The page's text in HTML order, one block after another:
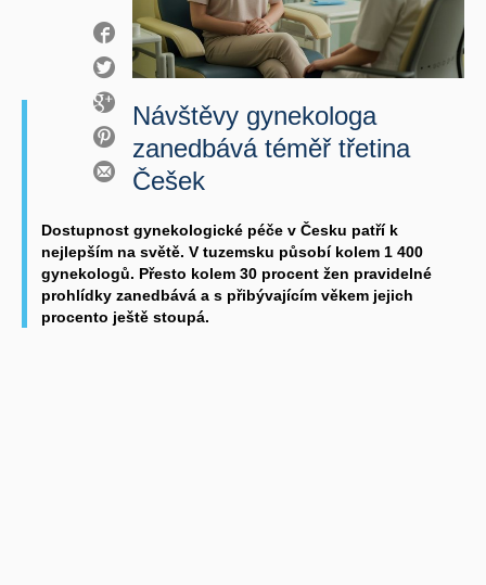
Návštěvy gynekologa
zanedbává téměř třetina
Češek
Dostupnost gynekologické péče v Česku patří k
nejlepším na světě. V tuzemsku působí kolem 1 400
gynekologů. Přesto kolem 30 procent žen pravidelné
prohlídky zanedbává a s přibývajícím věkem jejich
procento ještě stoupá.